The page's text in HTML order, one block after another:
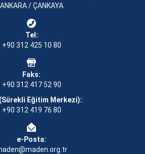
ANKARA / ÇANKAYA
Tel:
+90 312 425 10 80
Faks:
+90 312 417 52 90
Eğitim Merkezi):
+90 312 419 76 80
e-Posta: